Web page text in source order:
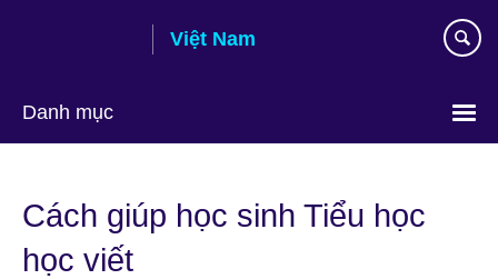
Việt Nam
Danh mục
language
Cách giúp học sinh Tiểu học
học viết